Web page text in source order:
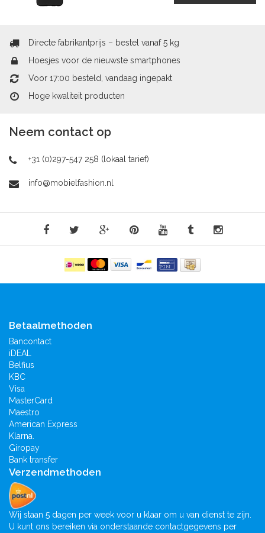
Directe fabrikantprijs – bestel vanaf 5 kg
Hoesjes voor de nieuwste smartphones
Voor 17:00 besteld, vandaag ingepakt
Hoge kwaliteit producten
Neem contact op
+31 (0)297-547 258 (lokaal tarief)
info@mobielfashion.nl
Betaalmethoden
Bancontact
iDEAL
Belfius
KBC
Visa
MasterCard
Maestro
American Express
Klarna.
Giropay
Bank transfer
Verzendmethoden
Wij staan 5 dagen per week voor u klaar om u van dienst te zijn.
U kunt ons bereiken via onderstaande contactgegevens per